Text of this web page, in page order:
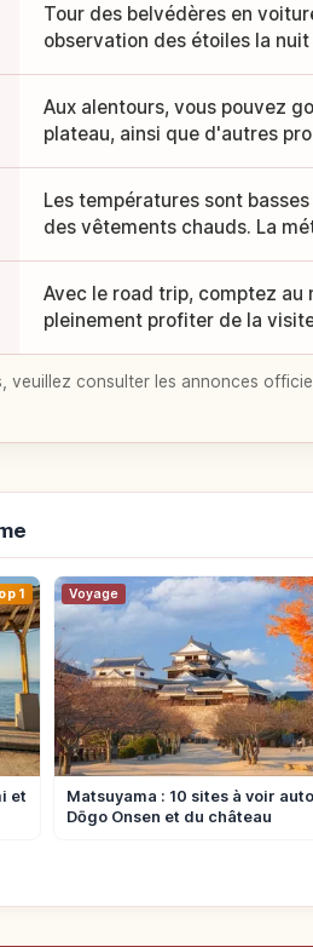
Tour des belvédères en
observation des étoiles la
Aux alentours, vous pouvez
plateau, ainsi que d'autres
Les températures sont
des vêtements chauds. La
Avec le road trip, comptez au
pleinement profiter de la
veuillez consulter les annonces
1
et
Voyage
Matsuyama : 10 sites à voir
Dōgo Onsen et du château